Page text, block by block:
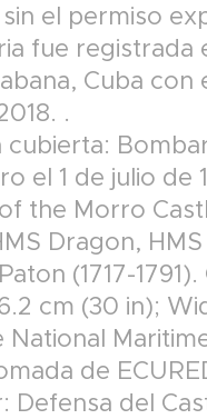
el permiso
fue registrada
Cuba con
.
cubierta:
el 1 de julio de
the Morro
Dragon,
(1717-
cm (30 in);
National
de
Defensa del